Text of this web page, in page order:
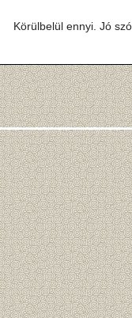
Körülbelül ennyi. Jó